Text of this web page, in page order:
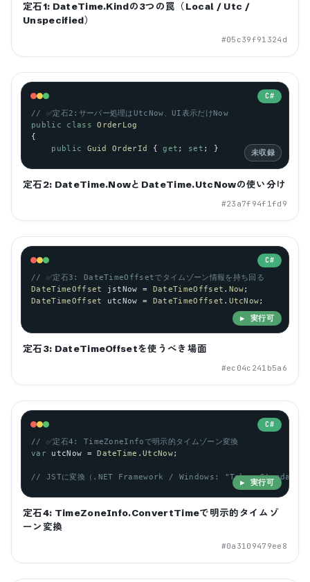
定石1: DateTime.Kindの3つの罠（Local / Utc /
Unspecified）
#05c39f91324d
C#
// ✅定石2:サーバー処理はUtcNow、UI表示だけNow
public
class
OrderLog
{
public
Guid OrderId { get ; set ; } 未収録
定石2: DateTime.NowとDateTime.UtcNowの使い分け
#23a7f94f1fd9
C#
// ✅定石3: DateTimeOffsetでタイムゾーン情報を持ち回る
DateTimeOffset
jstNow = DateTimeOffset . Now
DateTimeOffset
utcNow = DateTimeOffset . UtcNow
▶ 実行可
定石3: DateTimeOffsetを使うべき場面
#ec04c241b5a6
C#
// ✅定石4: TimeZoneInfoで明示的タイムゾーン変換
var
utcNow = DateTime .UtcNow;
// JSTに変換（.NET Framework / Windows: "Tokyo Standard
▶ 実行可
定石4: TimeZoneInfo.ConvertTimeで明示的タイムゾ
ーン変換
#0a3109479ee8